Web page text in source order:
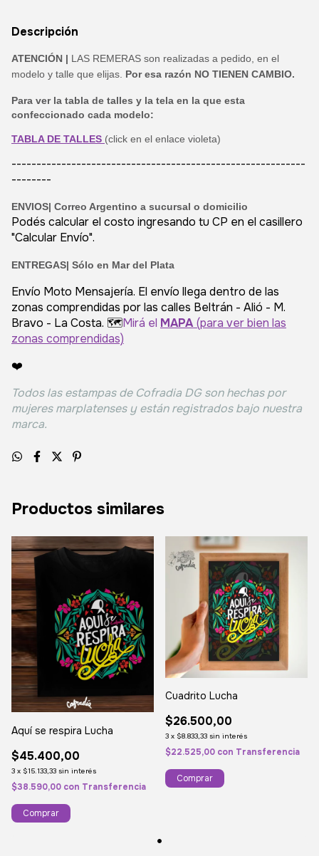
Descripción
ATENCIÓN | LAS REMERAS son realizadas a pedido, en el
modelo y talle que elijas. Por esa razón NO TIENEN CAMBIO.
Para ver la tabla de talles y la tela en la que esta
confeccionado cada modelo:
TABLA DE TALLES (click en el enlace violeta)
-----------------------------------------------------------
--------
ENVIOS| Correo Argentino a sucursal o domicilio
Podés calcular el costo ingresando tu CP en el casillero
"Calcular Envío".
ENTREGAS| Sólo en Mar del Plata
Envío Moto Mensajería. El envío llega dentro de las
zonas comprendidas por las calles Beltrán - Alió - M.
Bravo - La Costa. 🗺️Mirá el MAPA(para ver bien las
zonas comprendidas)
❤️
Todos las estampas de Cofradia DG son hechas por
mujeres marplatenses y están registrados bajo nuestra
marca.
Productos similares
Aquí se respira Lucha
$45.400,00
3 x $15.133,33 sin interés
$38.590,00 con Transferencia
Comprar
Cuadrito Lucha
$26.500,00
3 x $8.833,33 sin interés
$22.525,00 con Transferencia